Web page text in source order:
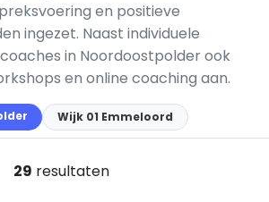
en positieve
ingezet. Naast individuele
in Noordoostpolder ook
en online coaching aan.
Wijk 01 Emmeloord
29 resultaten